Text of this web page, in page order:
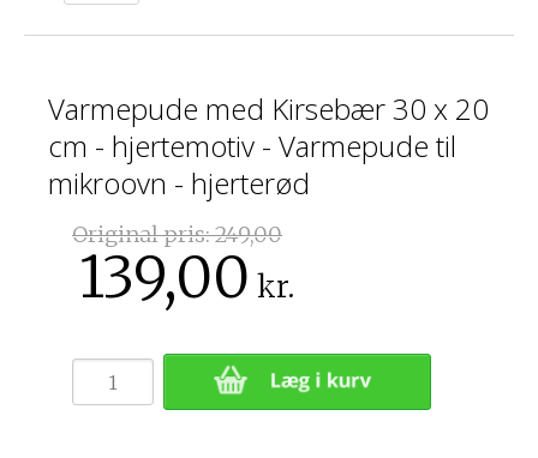
Varmepude med Kirsebær 30 x 20
cm - hjertemotiv - Varmepude til
mikroovn - hjerterød
Original pris:249,00
139,00 kr.